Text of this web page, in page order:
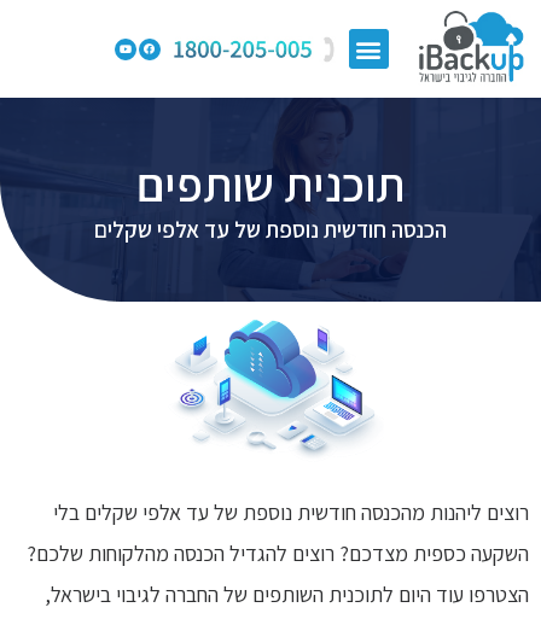
תוכנית שותפים
הכנסה חודשית נוספת של עד אלפי שקלים
רוצים ליהנות מהכנסה חודשית נוספת של עד אלפי שקלים בלי
השקעה כספית מצדכם? רוצים להגדיל הכנסה מהלקוחות שלכם?
הצטרפו עוד היום לתוכנית השותפים של החברה לגיבוי בישראל,